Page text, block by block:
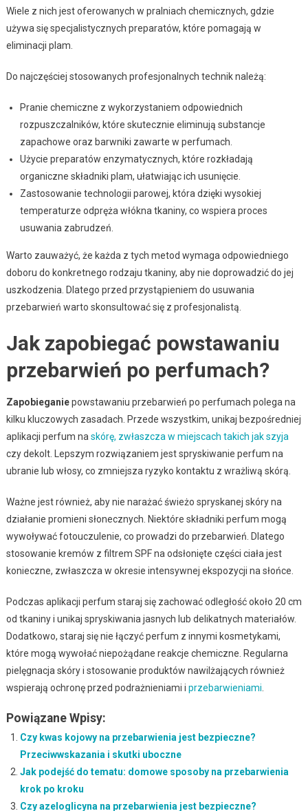
Wiele z nich jest oferowanych w pralniach chemicznych, gdzie
używa się specjalistycznych preparatów, które pomagają w
eliminacji plam.
Do najczęściej stosowanych profesjonalnych technik należą:
Pranie chemiczne z wykorzystaniem odpowiednich
rozpuszczalników, które skutecznie eliminują substancje
zapachowe oraz barwniki zawarte w perfumach.
Użycie preparatów enzymatycznych, które rozkładają
organiczne składniki plam, ułatwiając ich usunięcie.
Zastosowanie technologii parowej, która dzięki wysokiej
temperaturze odpręża włókna tkaniny, co wspiera proces
usuwania zabrudzeń.
Warto zauważyć, że każda z tych metod wymaga odpowiedniego
doboru do konkretnego rodzaju tkaniny, aby nie doprowadzić do jej
uszkodzenia. Dlatego przed przystąpieniem do usuwania
przebarwień warto skonsultować się z profesjonalistą.
Jak zapobiegać powstawaniu
przebarwień po perfumach?
Zapobieganiepowstawaniu przebarwień po perfumach polega na
kilku kluczowych zasadach. Przede wszystkim, unikaj bezpośredniej
aplikacji perfum na skórę, zwłaszcza w miejscach takich jak szyja
czy dekolt. Lepszym rozwiązaniem jest spryskiwanie perfum na
ubranie lub włosy, co zmniejsza ryzyko kontaktu z wrażliwą skórą.
Ważne jest również, aby nie narażać świeżo spryskanej skóry na
działanie promieni słonecznych. Niektóre składniki perfum mogą
wywoływać fotouczulenie, co prowadzi do przebarwień. Dlatego
stosowanie kremów z filtrem SPF na odsłonięte części ciała jest
konieczne, zwłaszcza w okresie intensywnej ekspozycji na słońce.
Podczas aplikacji perfum staraj się zachować odległość około 20 cm
od tkaniny i unikaj spryskiwania jasnych lub delikatnych materiałów.
Dodatkowo, staraj się nie łączyć perfum z innymi kosmetykami,
które mogą wywołać niepożądane reakcje chemiczne. Regularna
pielęgnacja skóry i stosowanie produktów nawilżających również
wspierają ochronę przed podrażnieniami i przebarwieniami
Powiązane Wpisy:
Czy kwas kojowy na przebarwienia jest bezpieczne?
Przeciwwskazania i skutki uboczne
Jak podejść do tematu: domowe sposoby na przebarwienia
krok po kroku
Czy azeloglicyna na przebarwienia jest bezpieczne?